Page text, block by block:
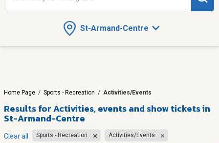
St-Armand-Centre
Home Page / Sports - Recreation / Activities/Events
Results forActivities, events and show tickets in
St-Armand-Centre
Clear all Sports - Recreation Activities/Events